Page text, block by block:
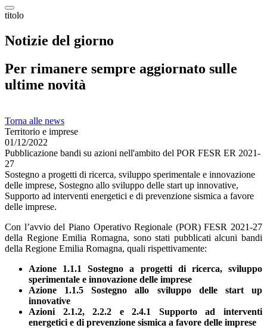
titolo
Notizie del giorno
Per rimanere sempre aggiornato sulle
ultime novità
Torna alle news
Territorio e imprese
01/12/2022
Pubblicazione bandi su azioni nell'ambito del POR FESR ER 2021-
27
Sostegno a progetti di ricerca, sviluppo sperimentale e innovazione
delle imprese, Sostegno allo sviluppo delle start up innovative,
Supporto ad interventi energetici e di prevenzione sismica a favore
delle imprese.
Con l’avvio del Piano Operativo Regionale (POR) FESR 2021-27
della Regione Emilia Romagna, sono stati pubblicati alcuni bandi
della Regione Emilia Romagna, quali rispettivamente:
Azione 1.1.1 Sostegno a progetti di ricerca, sviluppo
sperimentale e innovazione delle imprese
Azione 1.1.5 Sostegno allo sviluppo delle start up
innovative
Azioni 2.1.2, 2.2.2 e 2.4.1 Supporto ad interventi
energetici e di prevenzione sismica a favore delle imprese